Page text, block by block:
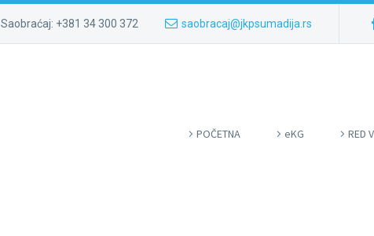
Saobraćaj: +381 34 300 372 saobracaj@jkpsumadija.rs
POČETNA eKG RED